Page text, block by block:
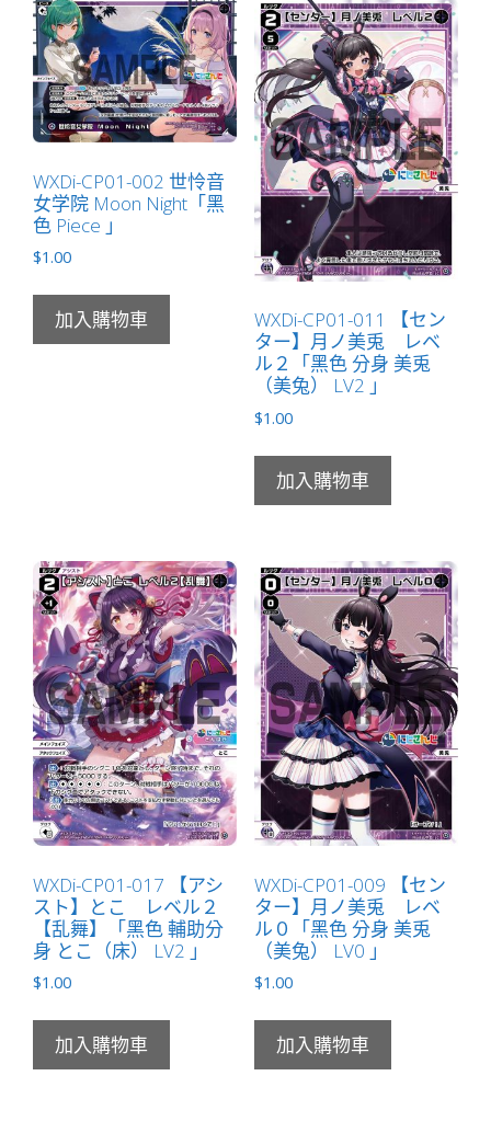
械：
バ
ー
チ
ャ
ル
（虛
擬）
LV2
無
量
WXDi-CP01-002 世怜音
女学院 Moon Night「黑
色 Piece 」
$1.00
加入購物車
WXDi-CP01-011 【セン
ター】月ノ美兎 レベ
ル２「黑色 分身 美兎
（美兔） LV2 」
$1.00
加入購物車
WXDi-CP01-017 【アシ
スト】とこ レベル２
【乱舞】「黑色 輔助分
身 とこ（床） LV2 」
$1.00
加入購物車
WXDi-CP01-009 【セン
ター】月ノ美兎 レベ
ル０「黑色 分身 美兎
（美兔） LV0 」
$1.00
加入購物車